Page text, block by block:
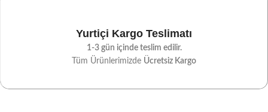
Yurtiçi Kargo Teslimatı
1-3 gün içinde teslim edilir.
Tüm Ürünlerimizde Ücretsiz Kargo